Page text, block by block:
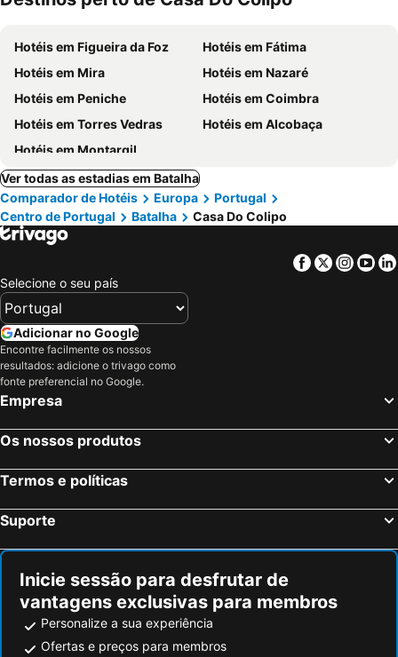
Hotéis em Figueira da Foz
Hotéis em Fátima
Hotéis em Mira
Hotéis em Nazaré
Hotéis em Peniche
Hotéis em Coimbra
Hotéis em Torres Vedras
Hotéis em Alcobaça
Hotéis em Montargil
Ver todas as estadias em Batalha
Comparador de Hotéis
Europa
Portugal
Centro de Portugal
Batalha Casa Do Colipo
Facebook
Twitter
Selecione o seu país
Adicionar no Google
Encontre facilmente os nossos
resultados: adicione o trivago como
fonte preferencial no Google.
Empresa
Os nossos produtos
Termos e políticas
Suporte
Inicie sessão para desfrutar de
vantagens exclusivas para membros
Personalize a sua experiência
Ofertas e preços para membros